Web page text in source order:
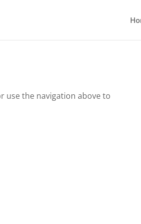
use the navigation above to